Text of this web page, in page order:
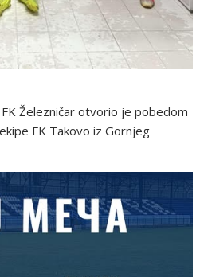
Železničar otvorio je pobedom
FK Takovo iz Gornjeg